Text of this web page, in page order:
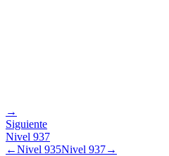
→
Siguiente
Nivel 937
←Nivel 935Nivel 937→